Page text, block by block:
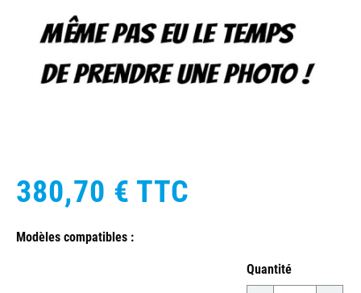
380,70 € TTC
Modèles compatibles :
Quantité